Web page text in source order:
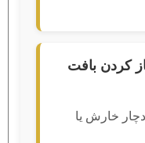
کردن بافت
خارش یا